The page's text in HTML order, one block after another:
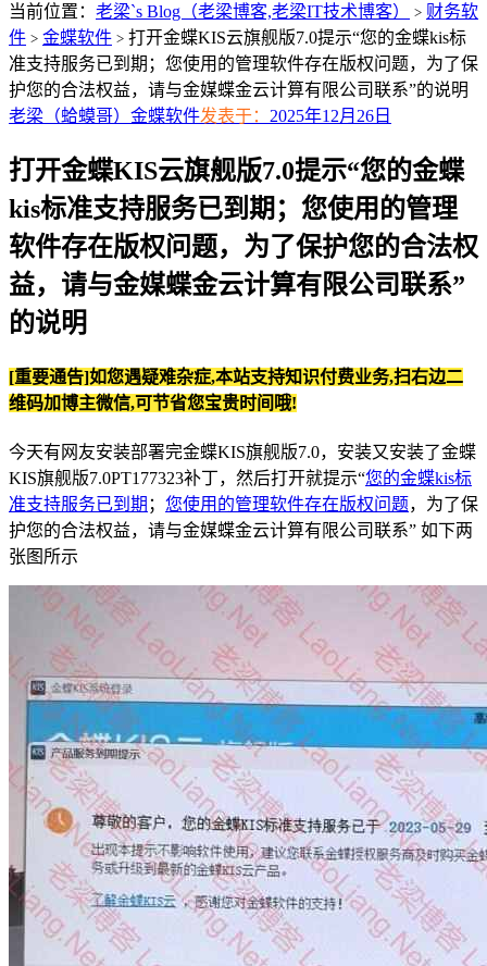
当前位置： 老梁`s Blog（老梁博客,老梁IT技术博客） > 财务软
件 > 金蝶软件 > 打开金蝶KIS云旗舰版7.0提示“您的金蝶kis标
准支持服务已到期；您使用的管理软件存在版权问题，为了保
护您的合法权益，请与金媒蝶金云计算有限公司联系”的说明
老梁（蛤蟆哥） 金蝶软件发表于： 2025年12月26日
打开金蝶KIS云旗舰版7.0提示“您的金蝶
kis标准支持服务已到期；您使用的管理
软件存在版权问题，为了保护您的合法权
益，请与金媒蝶金云计算有限公司联系”
的说明
[重要通告]如您遇疑难杂症,本站支持知识付费业务,扫右边二
维码加博主微信,可节省您宝贵时间哦!
今天有网友安装部署完金蝶KIS旗舰版7.0，安装又安装了金蝶
KIS旗舰版7.0PT177323补丁，然后打开就提示“您的金蝶kis标
准支持服务已到期 ； 您使用的管理软件存在版权问题，为了保
护您的合法权益，请与金媒蝶金云计算有限公司联系” 如下两
张图所示